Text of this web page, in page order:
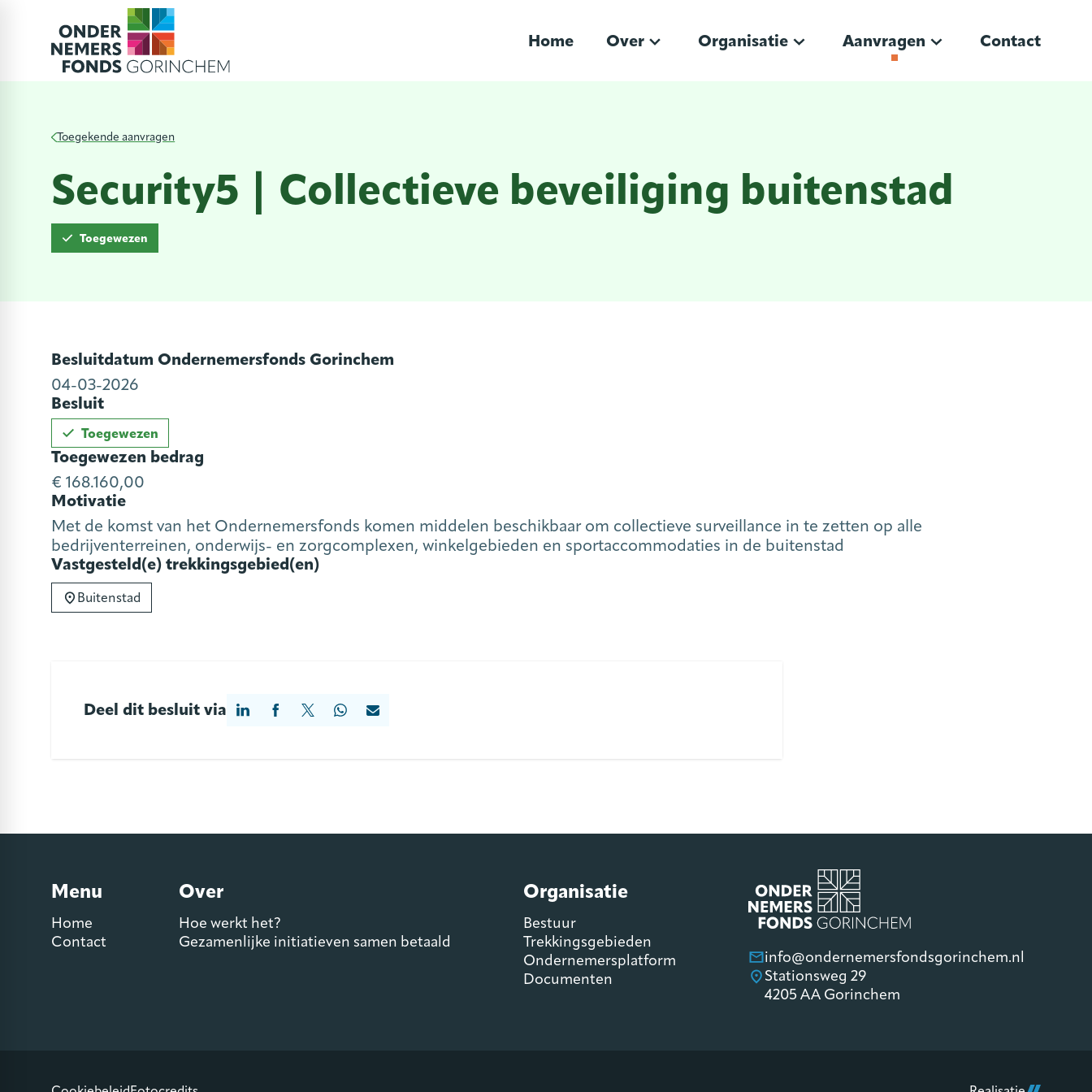
Home Over Organisatie Aanvragen Contact
Toegekende aanvragen
Security5 | Collectieve beveiliging buitenstad
Toegewezen
Besluitdatum Ondernemersfonds Gorinchem
04-03-2026
Besluit
Toegewezen
Toegewezen bedrag
€ 168.160,00
Motivatie
Met de komst van het Ondernemersfonds komen middelen beschikbaar om collectieve surveillance in te zetten op alle
bedrijventerreinen, onderwijs- en zorgcomplexen, winkelgebieden en sportaccommodaties in de buitenstad
Vastgesteld(e) trekkingsgebied(en)
Buitenstad
Deel dit besluit via
Menu
Home
Contact
Over
Hoe werkt het?
Gezamenlijke initiatieven samen betaald
Organisatie
Bestuur
Trekkingsgebieden
Ondernemersplatform
Documenten
info@ondernemersfondsgorinchem.nl
Stationsweg 29
4205 AA Gorinchem